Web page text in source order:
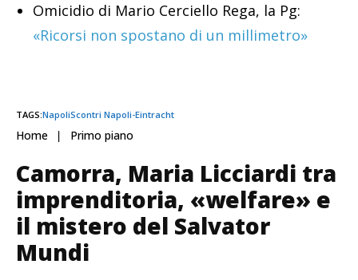
Omicidio di Mario Cerciello Rega, la Pg:
«Ricorsi non spostano di un millimetro»
TAGS:NapoliScontri Napoli-Eintracht
Home Primo piano
Camorra, Maria Licciardi tra
imprenditoria, «welfare» e
il mistero del Salvator
Mundi